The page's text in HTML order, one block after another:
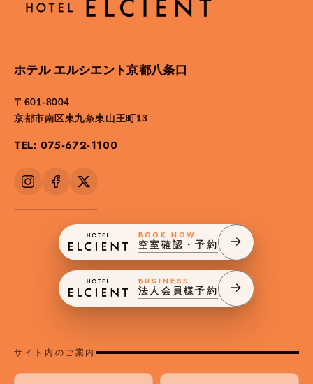
ホテル エルシエント京都八条口
〒601-8004
京都市南区東九条東山王町13
TEL: 075-672-1100
BOOK NOW
空室確認・予約
BUSINESS
法人会員様予約
サイト内のご案内